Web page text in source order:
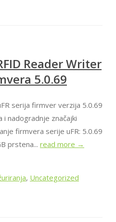
Reader Writer
5.0.69
serija firmver verzija 5.0.69
i nadogradnje značajki
firmvera serije uFR: 5.0.69
prstena... read more →
, Uncategorized